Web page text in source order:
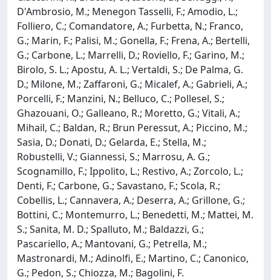
D'Ambrosio, M.; Menegon Tasselli, F.; Amodio, L.;
Folliero, C.; Comandatore, A.; Furbetta, N.; Franco,
G.; Marin, F.; Palisi, M.; Gonella, F.; Frena, A.; Bertelli,
G.; Carbone, L.; Marrelli, D.; Roviello, F.; Garino, M.;
Birolo, S. L.; Apostu, A. L.; Vertaldi, S.; De Palma, G.
D.; Milone, M.; Zaffaroni, G.; Micalef, A.; Gabrieli, A.;
Porcelli, F.; Manzini, N.; Belluco, C.; Pollesel, S.;
Ghazouani, O.; Galleano, R.; Moretto, G.; Vitali, A.;
Mihail, C.; Baldan, R.; Brun Peressut, A.; Piccino, M.;
Sasia, D.; Donati, D.; Gelarda, E.; Stella, M.;
Robustelli, V.; Giannessi, S.; Marrosu, A. G.;
Scognamillo, F.; Ippolito, L.; Restivo, A.; Zorcolo, L.;
Denti, F.; Carbone, G.; Savastano, F.; Scola, R.;
Cobellis, L.; Cannavera, A.; Deserra, A.; Grillone, G.;
Bottini, C.; Montemurro, L.; Benedetti, M.; Mattei, M.
S.; Sanita, M. D.; Spalluto, M.; Baldazzi, G.;
Pascariello, A.; Mantovani, G.; Petrella, M.;
Mastronardi, M.; Adinolfi, E.; Martino, C.; Canonico,
G.; Pedon, S.; Chiozza, M.; Bagolini, F.